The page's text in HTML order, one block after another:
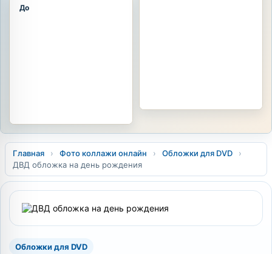
До
Главная › Фото коллажи онлайн › Обложки для DVD
›
ДВД обложка на день рождения
Обложки для DVD